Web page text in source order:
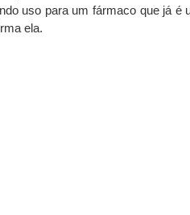
uso para um fármaco que já é
ela.